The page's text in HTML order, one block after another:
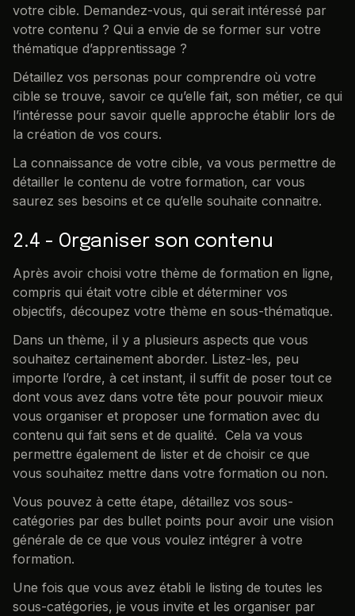
votre cible. Demandez-vous, qui serait intéressé par
votre contenu ? Qui a envie de se former sur votre
thématique d’apprentissage ?
Détaillez vos personas pour comprendre où votre
cible se trouve, savoir ce qu’elle fait, son métier, ce qui
l’intéresse pour savoir quelle approche établir lors de
la création de vos cours.
La connaissance de votre cible, va vous permettre de
détailler le contenu de votre formation, car vous
saurez ses besoins et ce qu’elle souhaite connaitre.
2.4 - Organiser son contenu
Après avoir choisi votre thème de formation en ligne,
compris qui était votre cible et déterminer vos
objectifs, découpez votre thème en sous-thématique.
Dans un thème, il y a plusieurs aspects que vous
souhaitez certainement aborder. Listez-les, peu
importe l’ordre, à cet instant, il suffit de poser tout ce
dont vous avez dans votre tête pour pouvoir mieux
vous organiser et proposer une formation avec du
contenu qui fait sens et de qualité. Cela va vous
permettre également de lister et de choisir ce que
vous souhaitez mettre dans votre formation ou non.
Vous pouvez à cette étape, détaillez vos sous-
catégories par des bullet points pour avoir une vision
générale de ce que vous voulez intégrer à votre
formation.
Une fois que vous avez établi le listing de toutes les
sous-catégories, je vous invite et les organiser par